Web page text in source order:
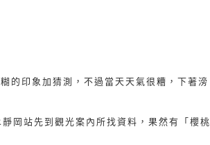
的印象加猜測，不過當天天氣很糟，下著滂
靜岡站先到觀光案內所找資料，果然有「櫻桃